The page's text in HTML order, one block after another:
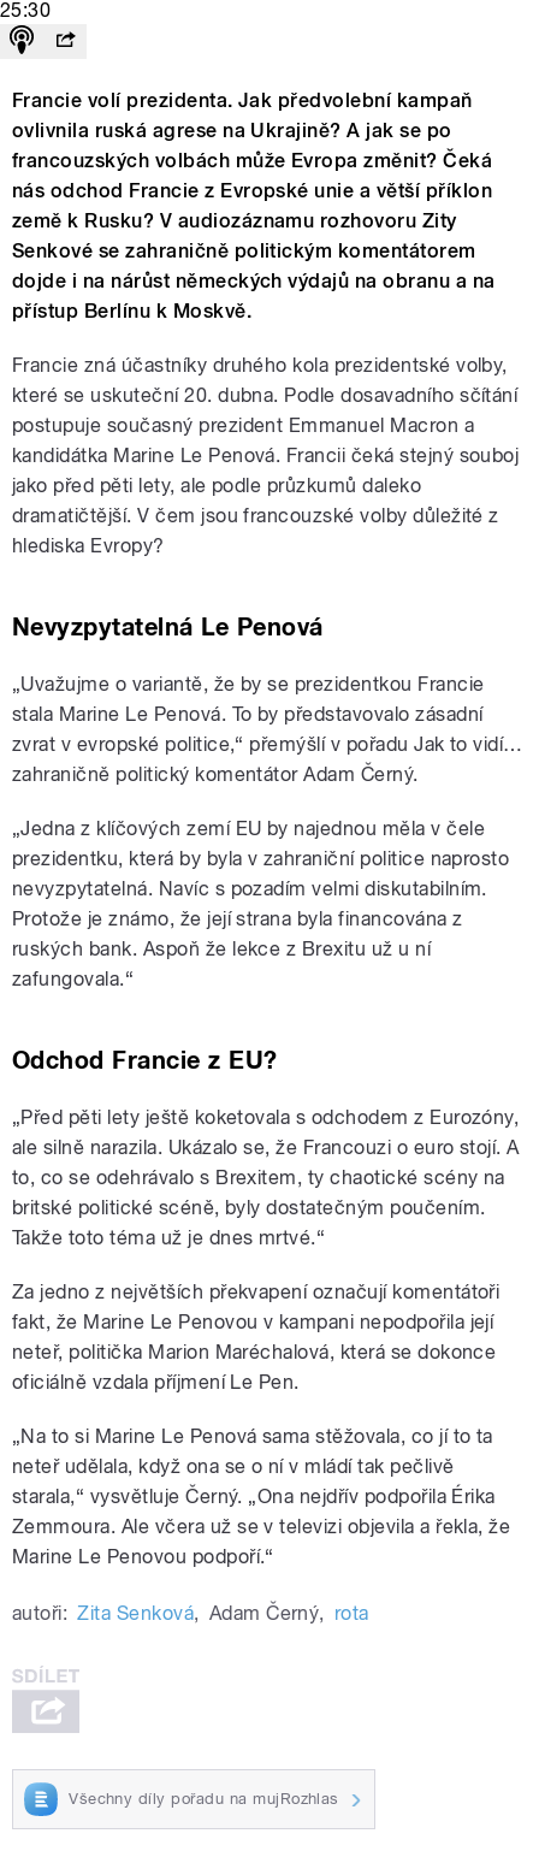
25:30
Francie volí prezidenta. Jak předvolební kampaň
ovlivnila ruská agrese na Ukrajině? A jak se po
francouzských volbách může Evropa změnit? Čeká
nás odchod Francie z Evropské unie a větší příklon
země k Rusku? V audiozáznamu rozhovoru Zity
Senkové se zahraničně politickým komentátorem
dojde i na nárůst německých výdajů na obranu a na
přístup Berlínu k Moskvě.
Francie zná účastníky druhého kola prezidentské volby,
které se uskuteční 20. dubna. Podle dosavadního sčítání
postupuje současný prezident Emmanuel Macron a
kandidátka Marine Le Penová. Francii čeká stejný souboj
jako před pěti lety, ale podle průzkumů daleko
dramatičtější. V čem jsou francouzské volby důležité z
hlediska Evropy?
Nevyzpytatelná Le Penová
„Uvažujme o variantě, že by se prezidentkou Francie
stala Marine Le Penová. To by představovalo zásadní
zvrat v evropské politice,“ přemýšlí v pořadu Jak to vidí…
zahraničně politický komentátor Adam Černý.
„Jedna z klíčových zemí EU by najednou měla v čele
prezidentku, která by byla v zahraniční politice naprosto
nevyzpytatelná. Navíc s pozadím velmi diskutabilním.
Protože je známo, že její strana byla financována z
ruských bank. Aspoň že lekce z Brexitu už u ní
zafungovala.“
Odchod Francie z EU?
„Před pěti lety ještě koketovala s odchodem z Eurozóny,
ale silně narazila. Ukázalo se, že Francouzi o euro stojí. A
to, co se odehrávalo s Brexitem, ty chaotické scény na
britské politické scéně, byly dostatečným poučením.
Takže toto téma už je dnes mrtvé.“
Za jedno z největších překvapení označují komentátoři
fakt, že Marine Le Penovou v kampani nepodpořila její
neteř, politička Marion Maréchalová, která se dokonce
oficiálně vzdala příjmení Le Pen.
„Na to si Marine Le Penová sama stěžovala, co jí to ta
neteř udělala, když ona se o ní v mládí tak pečlivě
starala,“ vysvětluje Černý. „Ona nejdřív podpořila Érika
Zemmoura. Ale včera už se v televizi objevila a řekla, že
Marine Le Penovou podpoří.“
autoři: Zita Senková, Adam Černý, rota
Všechny díly pořadu na mujRozhlas